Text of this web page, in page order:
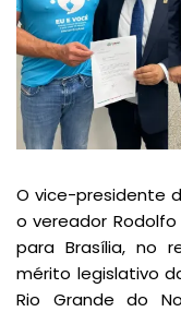
O vice-presidente
o vereador Rodolfo
para Brasília, no
mérito legislativo
Rio Grande do